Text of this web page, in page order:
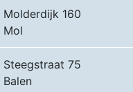
Molderdijk 160
Mol
Steegstraat 75
Balen